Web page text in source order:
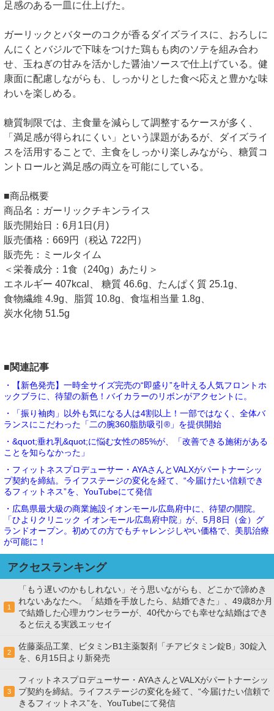
足感のある一皿に仕上げた。
ガーリックとバターのコクが香るダイズライスに、おろしに
んにくとバジルで下味をつけた鶏もも肉のソテを組み合わ
せ、玉ねぎの甘みを活かした醤油ソースで仕上げている。健
康面に配慮しながらも、しっかりとした食べ応えと豊かな味
わいを楽しめる。
糖質制限では、主食量を減らして調整するケースが多く、
「満足感が得られにくい」という課題があるが、ダイズライ
スを活用することで、主食をしっかり楽しみながら、糖質コ
ントロールと満足感の両立を可能にしている。
■商品概要
商品名：ガーリックチキンライス
販売開始日：6月1日(月)
販売価格：669円（税込 722円）
販売先：ミールタイム
＜栄養成分：1食（240g）あたり＞
エネルギー 407kcal、 糖質 46.6g、たんぱく質 25.1g、
食物繊維 4.9g、脂質 10.8g、食塩相当量 1.8g、
炭水化物 51.5g
■関連記事
・【新色発売】一時全サイズ完売の“即盛り”を叶える人気フロントホ
ックブラに、待望の新色！バイカラーのリボンがアクセントに。
・「振り袖肉」以外も気になる人は4割以上！一部ではなく、全体バ
ランスにこだわった「二の腕360脂肪吸引®」を提供開始
・&quot;垂れ乳&quot;に悩む女性の85%が、「改善できる施術がある
ことを知らなかった」
・フィットネスプロデューサー・AYAさんとVALXがパートナーシッ
プ契約を締結。ライフステージの変化を経て、“今届けたい信頼でき
るフィットネス”を、YouTubeにて発信
・広島県最大級の商業施設イオンモール広島府中に、待望の開院。
「ひよりクリニック イオンモール広島府中院」が、5月8日（金）グ
ランドオープン。初めての方でもチャレンジしやい価格で、美肌治療
が可能に！
アクセスランキング
1
「もう遅いのかもしれない」そう思いながらも、どこかで諦めき
れないあなたへ。「結婚を手放したら、結婚できた」、49歳8か月
で結婚した心理カウンセラーが、40代からでも幸せな結婚はでき
ると伝える実践エッセイ
2
佐藤薬品工業、ビタミンB1主薬製剤「チアビタミン錠B」30錠入
を、6月15日より新発売
3
フィットネスプロデューサー・AYAさんとVALXがパートナーシッ
プ契約を締結。ライフステージの変化を経て、“今届けたい信頼で
きるフィットネス”を、YouTubeにて発信